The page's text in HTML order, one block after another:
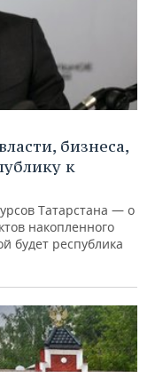
бизнеса,
к
Татарстана — о
накопленного
будет республика